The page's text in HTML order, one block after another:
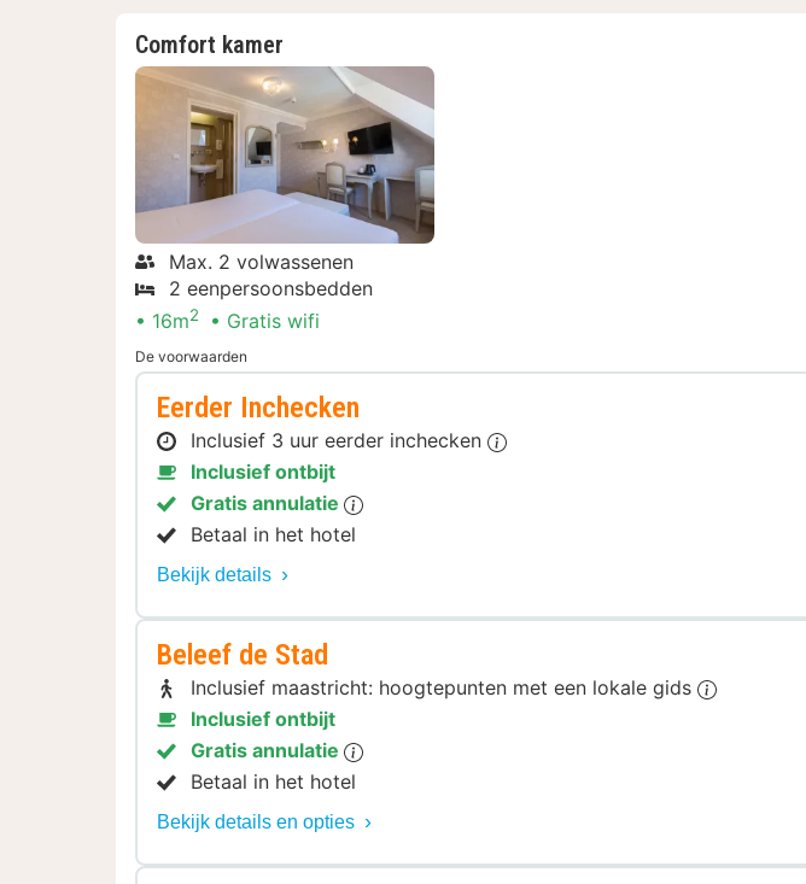
Comfort kamer
Max. 2 volwassenen
2 eenpersoonsbedden
16m2 Gratis wifi
De voorwaarden
Eerder Inchecken
Inclusief 3 uur eerder inchecken
Inclusief ontbijt
Gratis annulatie
Betaal in het hotel
Bekijk details
Beleef de Stad
Inclusief maastricht: hoogtepunten met een lokale gids
Inclusief ontbijt
Gratis annulatie
Betaal in het hotel
Bekijk details en opties